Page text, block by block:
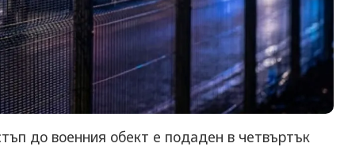
до военния обект е подаден в четвъртък